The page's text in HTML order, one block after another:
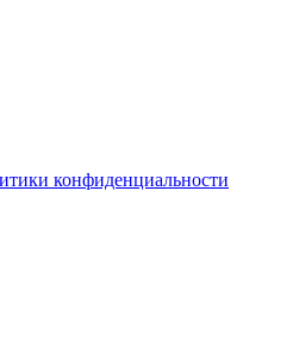
конфиденциальности